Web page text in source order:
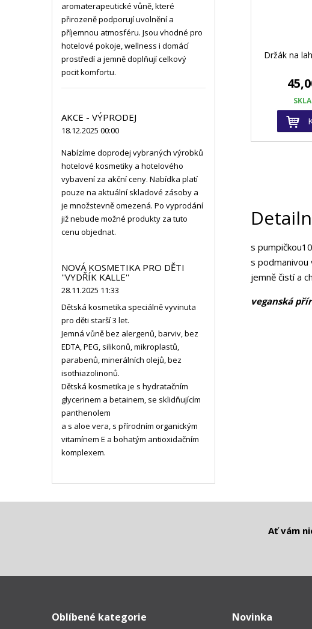
Držák na
s
s podmanivou
jemně čistí a
veganská
aromaterapeutické vůně, které
přirozeně podporují uvolnění a
příjemnou atmosféru. Jsou vhodné pro
hotelové pokoje, wellness i domácí
prostředí a jemně doplňují celkový
pocit komfortu.
AKCE - VÝPRODEJ
18.12.2025 00:00
Nabízíme doprodej vybraných výrobků
hotelové kosmetiky a hotelového
vybavení za akční ceny. Nabídka platí
pouze na aktuální skladové zásoby a
je množstevně omezená. Po vyprodání
již nebude možné produkty za tuto
cenu objednat.
NOVÁ KOSMETIKA PRO DĚTI
''VYDŘÍK KALLE''
28.11.2025 11:33
Dětská kosmetika speciálně vyvinuta
pro děti starší 3 let.
Jemná vůně bez alergenů, barviv, bez
EDTA, PEG, silikonů, mikroplastů,
parabenů, minerálních olejů, bez
isothiazolinonů.
Dětská kosmetika je s hydratačním
glycerinem a betainem, se sklidňujícím
panthenolem
a s aloe vera, s přírodním organickým
vitamínem E a bohatým antioxidačním
komplexem.
Ať vám
Oblíbené kategorie Novinka